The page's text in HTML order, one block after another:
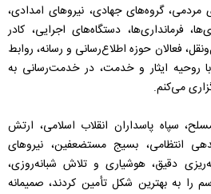
مردمی، گروه‌های جهادی، نیروهای امدادی،
فرمانداری‌ها، دستگاه‌های اجرایی، کادر
فعالان حوزه اطلاع‌رسانی و رسانه، روابط
روحیه ایثار و خدمت، در خدمت‌رسانی به
می‌کنم.
سپاه پاسداران انقلاب اسلامی، ارتش
انتظامی، بسیج مستضعفین، نیروهای
دقیق، هوشیاری و تلاش شبانه‌روزی،
را به بهترین شکل تأمین کردند، صمیمانه